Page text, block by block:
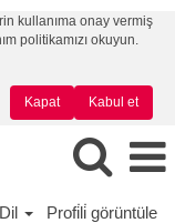
kullanıma onay vermiş
politikamızı okuyun.
Kabul et
Kapat
Dil Profi̇li̇ görüntüle